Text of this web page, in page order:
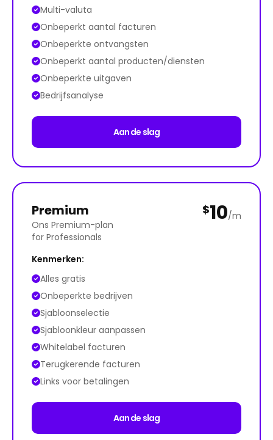
Multi-valuta
Onbeperkt aantal facturen
Onbeperkte ontvangsten
Onbeperkt aantal producten/diensten
Onbeperkte uitgaven
Bedrijfsanalyse
Aan de slag
Premium
Ons Premium-plan
for Professionals
$10/m
Kenmerken:
Alles gratis
Onbeperkte bedrijven
Sjabloonselectie
Sjabloonkleur aanpassen
Whitelabel facturen
Terugkerende facturen
Links voor betalingen
Aan de slag